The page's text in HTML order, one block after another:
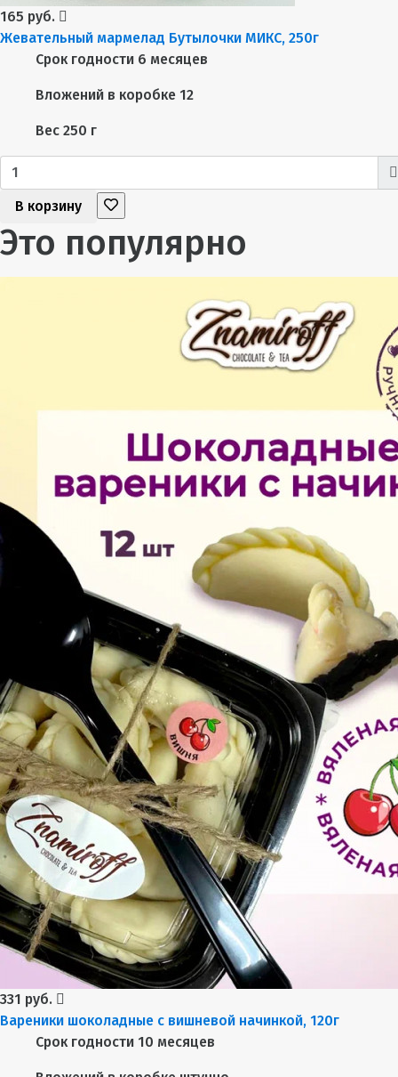
165 руб.
Жевательный мармелад Бутылочки МИКС, 250г
Срок годности 6 месяцев
Вложений в коробке 12
Вес 250 г
В корзину
Это популярно
331 руб.
Вареники шоколадные с вишневой начинкой, 120г
Срок годности 10 месяцев